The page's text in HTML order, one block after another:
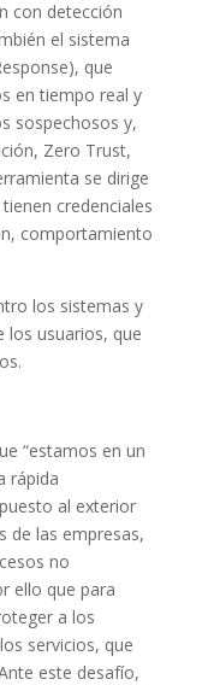
con detección
el sistema
que
en tiempo real y
sospechosos y,
Zero Trust,
se dirige
credenciales
comportamiento
los sistemas y
los usuarios, que
“estamos en un
rápida
al exterior
de las empresas,
no
ello que para
a los
servicios, que
este desafío,